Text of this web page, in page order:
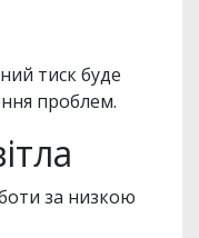
тиск буде
проблем.
за низкою